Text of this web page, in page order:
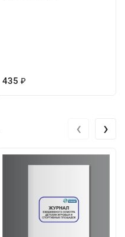
435 ₽
‹ ›